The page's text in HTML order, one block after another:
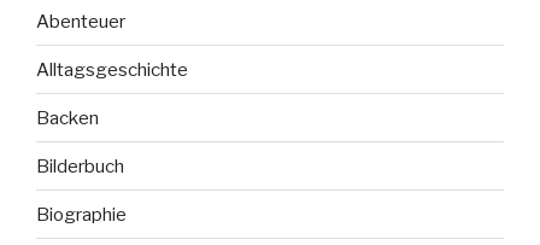
Abenteuer
Alltagsgeschichte
Backen
Bilderbuch
Biographie